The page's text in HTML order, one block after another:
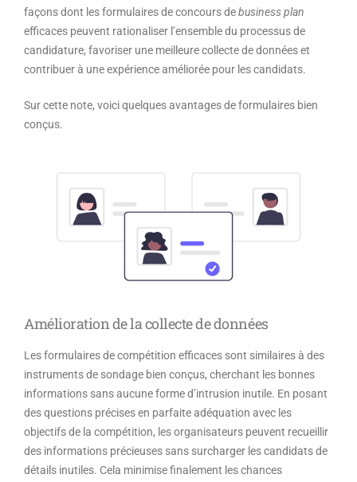
façons dont les formulaires de concours debusiness plan
efficaces peuvent rationaliser l’ensemble du processus de
candidature, favoriser une meilleure collecte de données et
contribuer à une expérience améliorée pour les candidats.
Sur cette note, voici quelques avantages de formulaires bien
conçus.
Amélioration de la collecte de données
Les formulaires de compétition efficaces sont similaires à des
instruments de sondage bien conçus, cherchant les bonnes
informations sans aucune forme d’intrusion inutile. En posant
des questions précises en parfaite adéquation avec les
objectifs de la compétition, les organisateurs peuvent recueillir
des informations précieuses sans surcharger les candidats de
détails inutiles. Cela minimise finalement les chances